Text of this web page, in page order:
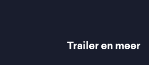
Trailer en meer